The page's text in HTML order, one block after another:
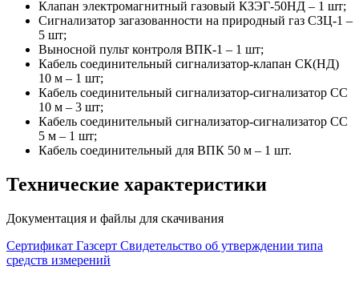
Клапан электромагнитный газовый КЗЭГ-50НД – 1 шт;
Сигнализатор загазованности на природный газ СЗЦ-1 –
5 шт;
Выносной пульт контроля ВПК-1 – 1 шт;
Кабель соединительный сигнализатор-клапан СК(НД)
10 м – 1 шт;
Кабель соединительный сигнализатор-сигнализатор СС
10 м – 3 шт;
Кабель соединительный сигнализатор-сигнализатор СС
5 м – 1 шт;
Кабель соединительный для ВПК 50 м – 1 шт.
Технические характеристики
Документация и файлы для скачивания
Сертификат Газсерт Свидетельство об утверждении типа
средств измерений